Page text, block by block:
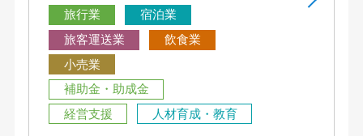
旅行業
宿泊業
旅客運送業
飲食業
小売業
補助金・助成金
経営支援
人材育成・教育